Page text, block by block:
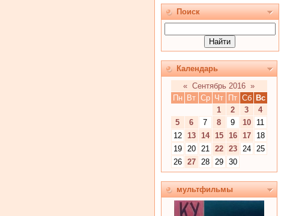
Поиск
Календарь
« Сентябрь 2016 »
Пн
Вт Ср Чт Пт Сб
Вс
1
2 3
4
5
6 7 8 9 10
11
12
13 14 15 16 17
18
19
20 21 22 23 24
25
26
27 28 29 30
мультфильмы